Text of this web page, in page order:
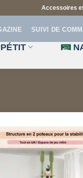
Accessoires
SUIVI DE